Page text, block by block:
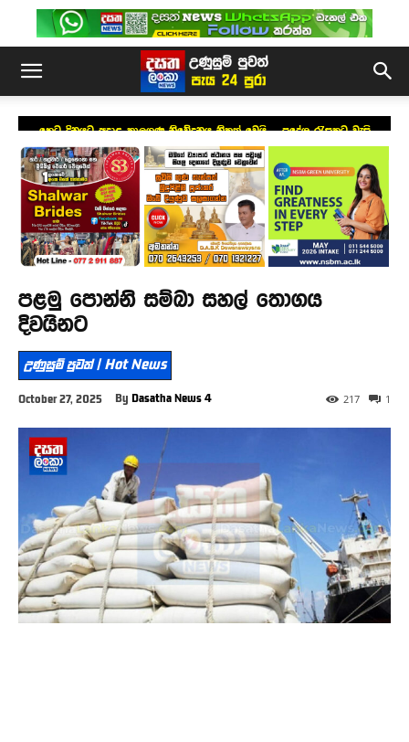
හෙට දිනයට අදාළ කාලගුණ නිවේදනය නිකුත් වෙයි – ප්‍රදේශ රැසකට වැසි
පළමු පොන්නි සම්බා සහල් තොගය
දිවයිනට
උණුසුම් පුවත් | Hot News
October 27, 2025 By Dasatha News 4 1
217